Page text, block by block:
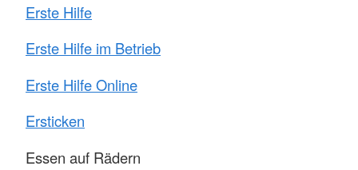
Erste Hilfe
Erste Hilfe im Betrieb
Erste Hilfe Online
Ersticken
Essen auf Rädern